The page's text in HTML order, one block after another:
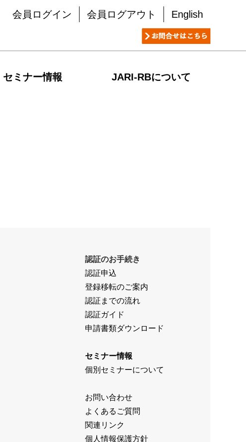
会員ログイン 会員ログアウト English
セミナー情報 JARI-RBについて
認証のお手続き
認証申込
登録移転のご案内
認証までの流れ
認証ガイド
申請書類ダウンロード
セミナー情報
個別セミナーについて
お問い合わせ
よくあるご質問
関連リンク
個人情報保護方針